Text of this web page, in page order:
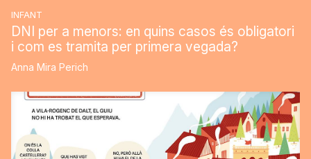
INFANT
DNI per a menors: en quins casos és obligatori
i com es tramita per primera vegada?
Anna Mira Perich